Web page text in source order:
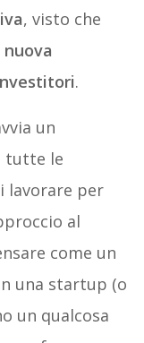
, visto che
.
un
tutte le
lavorare per
al
come un
una startup (o
un qualcosa